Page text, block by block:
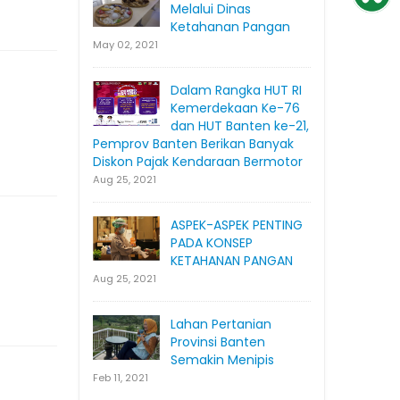
Melalui Dinas
Ketahanan Pangan
May 02, 2021
Dalam Rangka HUT RI
Kemerdekaan Ke-76
dan HUT Banten ke-21,
Pemprov Banten Berikan Banyak
Diskon Pajak Kendaraan Bermotor
Aug 25, 2021
ASPEK-ASPEK PENTING
PADA KONSEP
KETAHANAN PANGAN
Aug 25, 2021
Lahan Pertanian
Provinsi Banten
Semakin Menipis
Feb 11, 2021